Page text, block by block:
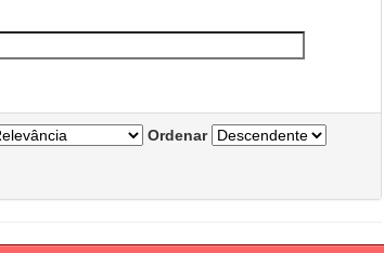
Ordenar